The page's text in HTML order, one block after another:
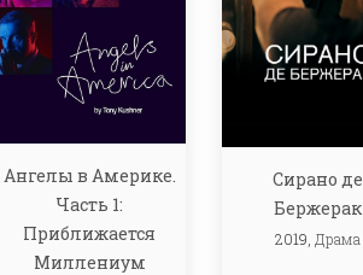
Ангелы в Америке.
Часть 1:
Приближается
Миллениум
Сирано де
Бержерак
2019, Драма